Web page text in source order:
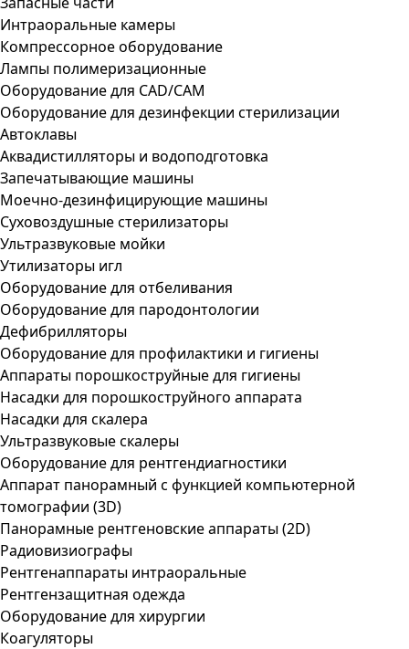
Интраоральные камеры
Компрессорное оборудование
Лампы полимеризационные
Оборудование для CAD/CAM
Оборудование для дезинфекции стерилизации
Автоклавы
Аквадистилляторы и водоподготовка
Запечатывающие машины
Моечно-дезинфицирующие машины
Суховоздушные стерилизаторы
Ультразвуковые мойки
Утилизаторы игл
Оборудование для отбеливания
Оборудование для пародонтологии
Дефибрилляторы
Оборудование для профилактики и гигиены
Аппараты порошкоструйные для гигиены
Насадки для порошкоструйного аппарата
Насадки для скалера
Ультразвуковые скалеры
Оборудование для рентгендиагностики
Аппарат панорамный с функцией компьютерной
томографии (3D)
Панорамные рентгеновские аппараты (2D)
Радиовизиографы
Рентгенаппараты интраоральные
Рентгензащитная одежда
Оборудование для хирургии
Коагуляторы